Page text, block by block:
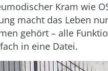
Kram wie
macht das Leben
gehört – alle
in eine Datei.